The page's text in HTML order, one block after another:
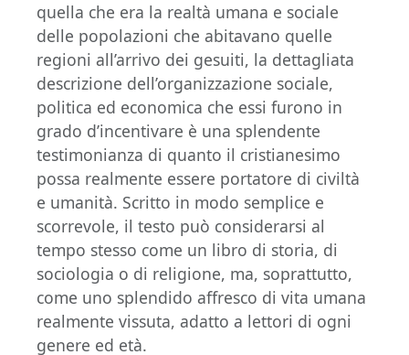
quella che era la realtà umana e sociale
delle popolazioni che abitavano quelle
regioni all’arrivo dei gesuiti, la dettagliata
descrizione dell’organizzazione sociale,
politica ed economica che essi furono in
grado d’incentivare è una splendente
testimonianza di quanto il cristianesimo
possa realmente essere portatore di civiltà
e umanità. Scritto in modo semplice e
scorrevole, il testo può considerarsi al
tempo stesso come un libro di storia, di
sociologia o di religione, ma, soprattutto,
come uno splendido affresco di vita umana
realmente vissuta, adatto a lettori di ogni
genere ed età.